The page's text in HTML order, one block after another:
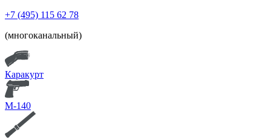
+7 (495) 115 62 78
(многоканальный)
Каракурт
М-140